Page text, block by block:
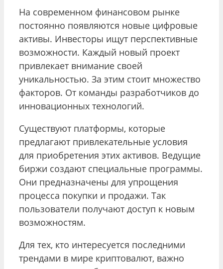
На современном финансовом рынке
постоянно появляются новые цифровые
активы. Инвесторы ищут перспективные
возможности. Каждый новый проект
привлекает внимание своей
уникальностью. За этим стоит множество
факторов. От команды разработчиков до
инновационных технологий.
Существуют платформы, которые
предлагают привлекательные условия
для приобретения этих активов. Ведущие
биржи создают специальные программы.
Они предназначены для упрощения
процесса покупки и продажи. Так
пользователи получают доступ к новым
возможностям.
Для тех, кто интересуется последними
трендами в мире криптовалют, важно